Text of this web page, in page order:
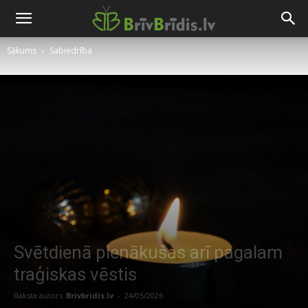
Sākums Sabiedrība
Svētdienā pienākušas arī pagalam
traģiskas vēstis
Raksta autors Brivbridis.lv - 24/05/2026